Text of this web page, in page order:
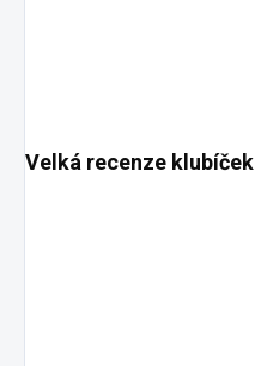
Velká recenze klubíček